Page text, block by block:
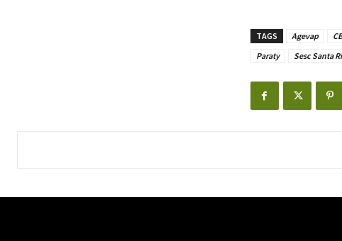
TAGS Agevap
Paraty
Sesc Santa